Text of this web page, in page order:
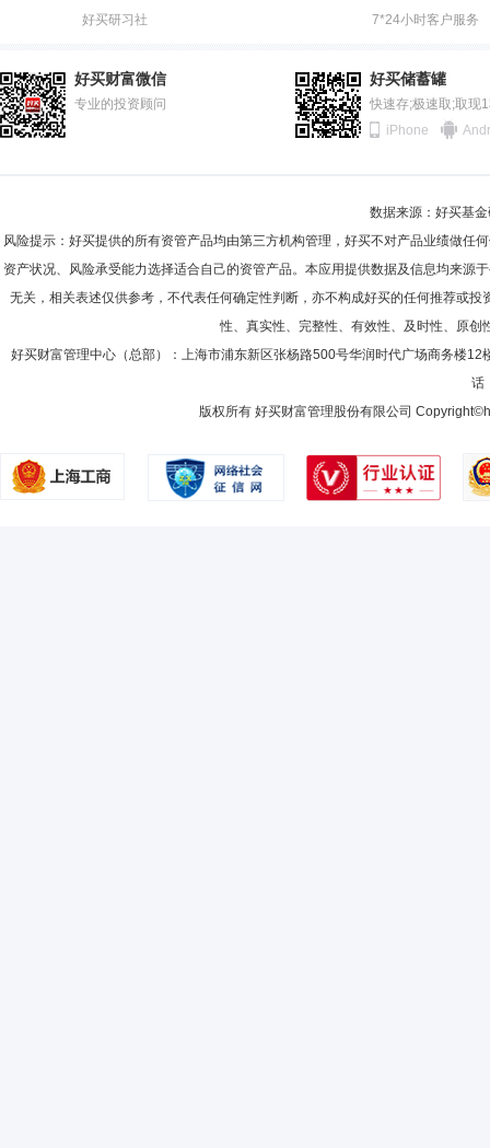
好买研习社
7*24小时客户服务
好买财富微信
专业的投资顾问
好买储蓄罐
快速存;极速取;取现
iPhone
数据来源：好买基
风险提示：好买提供的所有资管产品均由第三方机构管理，好买不对产品业绩做
资产状况、风险承受能力选择适合自己的资管产品。本应用提供数据及信息均来
无关，相关表述仅供参考，不代表任何确定性判断，亦不构成好买的任何推荐或
性、真实性、完整性、有效性、及时性、原
好买财富管理中心（总部）：上海市浦东新区张杨路500号华润时代广场商务楼12
话
版权所有 好买财富管理股份有限公司